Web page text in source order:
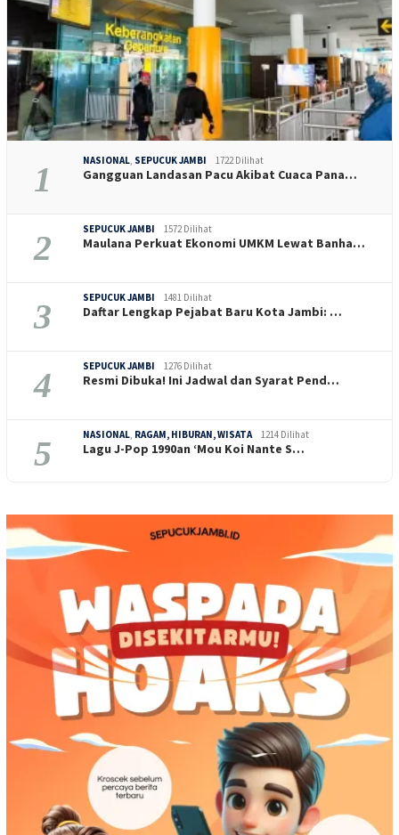
1 NASIONAL, SEPUCUK JAMBI 1722 Dilihat
Gangguan Landasan Pacu Akibat Cuaca Pana…
2 SEPUCUK JAMBI 1572 Dilihat
Maulana Perkuat Ekonomi UMKM Lewat Banha…
3 SEPUCUK JAMBI 1481 Dilihat
Daftar Lengkap Pejabat Baru Kota Jambi: …
4 SEPUCUK JAMBI 1276 Dilihat
Resmi Dibuka! Ini Jadwal dan Syarat Pend…
5 NASIONAL, RAGAM, HIBURAN, WISATA 1214 Dilihat
Lagu J-Pop 1990an ‘Mou Koi Nante S…